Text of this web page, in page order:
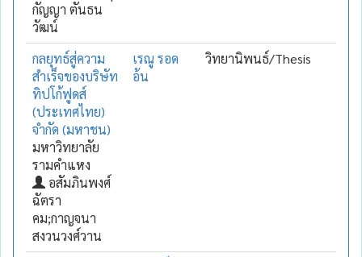
กัญญา ตันธน
วัฒน์
กลยุทธ์สู่ความ
สำเร็จของบริษัท
ทิปโก้ฟูดส์
(ประเทศไทย)
จำกัด (มหาชน)
มหาวิทยาลัย
รามคำแหง
อสัมภินพงศ์
ฉัตรา
คม;กาญจนา
สงวนวงศ์วาน
เรณู รอด
อ้น
วิทยานิพนธ์/Thesis